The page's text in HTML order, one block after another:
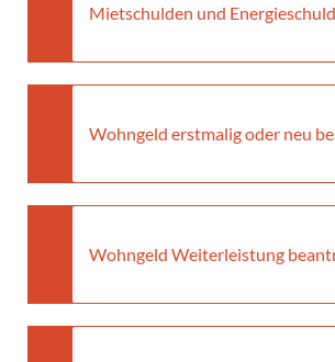
Mietschulden und
Wohngeld erstmalig oder neu
Wohngeld Weiterleistung